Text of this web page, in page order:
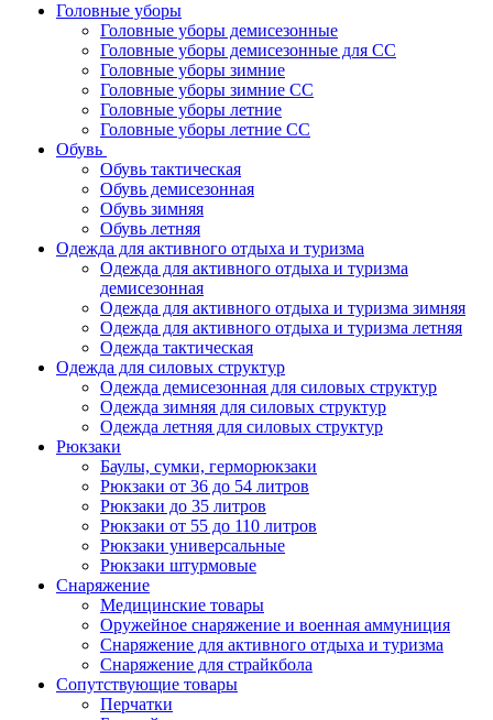
Головные уборы
Головные уборы демисезонные
Головные уборы демисезонные для СС
Головные уборы зимние
Головные уборы зимние СС
Головные уборы летние
Головные уборы летние СС
Обувь
Обувь тактическая
Обувь демисезонная
Обувь зимняя
Обувь летняя
Одежда для активного отдыха и туризма
Одежда для активного отдыха и туризма
демисезонная
Одежда для активного отдыха и туризма зимняя
Одежда для активного отдыха и туризма летняя
Одежда тактическая
Одежда для силовых структур
Одежда демисезонная для силовых структур
Одежда зимняя для силовых структур
Одежда летняя для силовых структур
Рюкзаки
Баулы, сумки, герморюкзаки
Рюкзаки от 36 до 54 литров
Рюкзаки до 35 литров
Рюкзаки от 55 до 110 литров
Рюкзаки универсальные
Рюкзаки штурмовые
Снаряжение
Медицинские товары
Оружейное снаряжение и военная аммуниция
Снаряжение для активного отдыха и туризма
Снаряжение для страйкбола
Сопутствующие товары
Перчатки